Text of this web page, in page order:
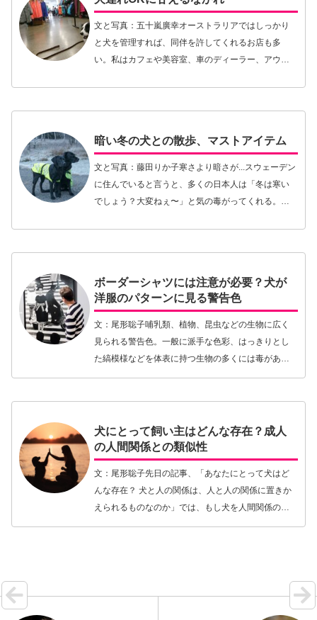
文と写真：五十嵐廣幸オーストラリアではしっかり
と犬を管理すれば、同伴を許してくれるお店も多
い。私はカフェや美容室、車のディーラー、アウト
て行ったとき…【続きを読む】
暗い冬の犬との散歩、マストアイテム
文と写真：藤田りか子寒さより暗さが...スウェーデン
に住んでいると言うと、多くの日本人は「冬は寒い
でしょう？大変ねぇ〜」と気の毒がってくれる。し
屋内…【続きを読む】
ボーダーシャツには注意が必要？犬が
洋服のパターンに見る警告色
文：尾形聡子哺乳類、植物、昆虫などの生物に広く
見られる警告色。一般に派手な色彩、はっきりとし
た縞模様などを体表に持つ生物の多くには毒があ
り、捕食者から自らを守る役割を果たしています。
犬にとって飼い主はどんな存在？成人
の人間関係との類似性
文：尾形聡子先日の記事、「あなたにとって犬はど
んな存在？ 犬と人の関係は、人と人の関係に置きか
えられるものなのか」では、もし犬を人間関係の近
しい何か特定の立場の人にたとえるのであれば…と